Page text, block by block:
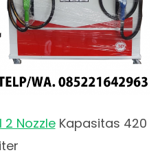
2 NozzleKapasitas 420